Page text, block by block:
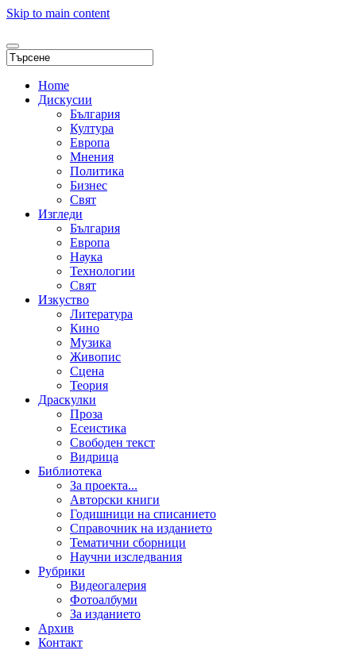
Skip to main content
Home
Дискусии
България
Култура
Европа
Мнения
Политика
Бизнес
Свят
Изгледи
България
Европа
Наука
Технологии
Свят
Изкуство
Литература
Кино
Музика
Живопис
Сцена
Теория
Драскулки
Проза
Есеистика
Свободен текст
Видрица
Библиотека
За проекта...
Авторски книги
Годишници на списанието
Справочник на изданието
Тематични сборници
Научни изследвания
Рубрики
Видеогалерия
Фотоалбуми
За изданието
Архив
Контакт